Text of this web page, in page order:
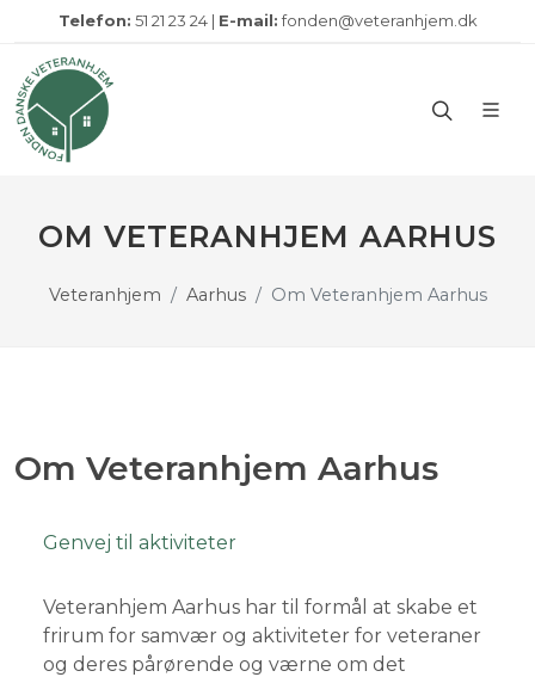
Telefon: 51 21 23 24 | E-mail: fonden@veteranhjem.dk
OM VETERANHJEM AARHUS
Veteranhjem Aarhus Om Veteranhjem Aarhus
Om Veteranhjem Aarhus
Genvej til aktiviteter
Veteranhjem Aarhus har til formål at skabe et
frirum for samvær og aktiviteter for veteraner
og deres pårørende og værne om det